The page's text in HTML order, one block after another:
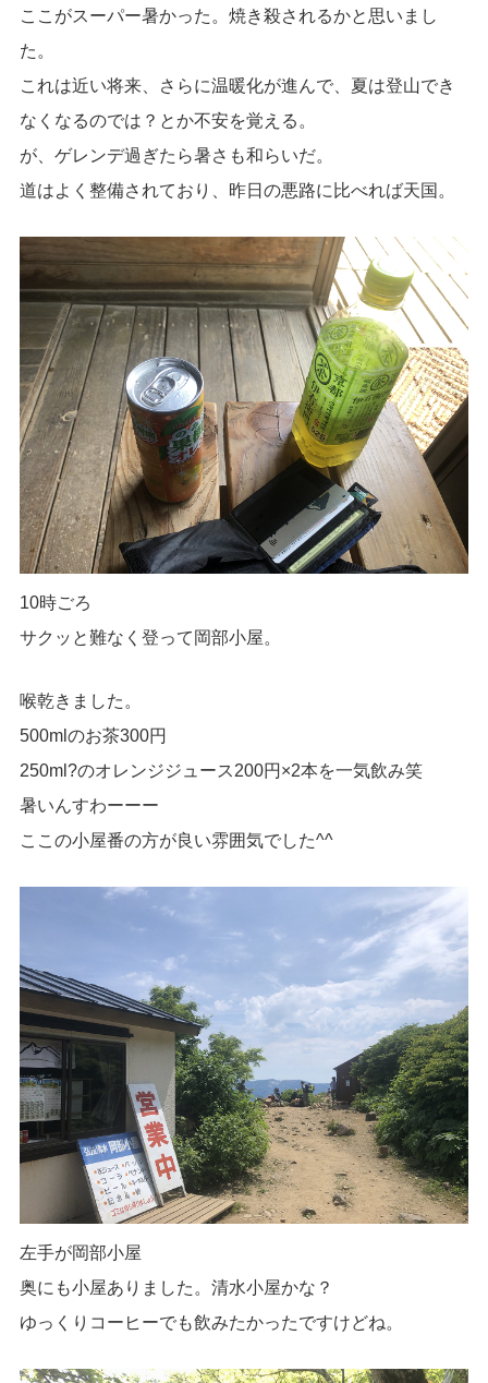
ここがスーパー暑かった。焼き殺されるかと思いまし
た。
これは近い将来、さらに温暖化が進んで、夏は登山でき
なくなるのでは？とか不安を覚える。
が、ゲレンデ過ぎたら暑さも和らいだ。
道はよく整備されており、昨日の悪路に比べれば天国。
10時ごろ
サクッと難なく登って岡部小屋。
喉乾きました。
500mlのお茶300円
250ml?のオレンジジュース200円×2本を一気飲み笑
暑いんすわーーー
ここの小屋番の方が良い雰囲気でした^^
左手が岡部小屋
奥にも小屋ありました。清水小屋かな？
ゆっくりコーヒーでも飲みたかったですけどね。